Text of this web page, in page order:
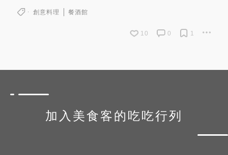
創意料理 餐酒館
10 0 1
加入美食客的吃吃行列